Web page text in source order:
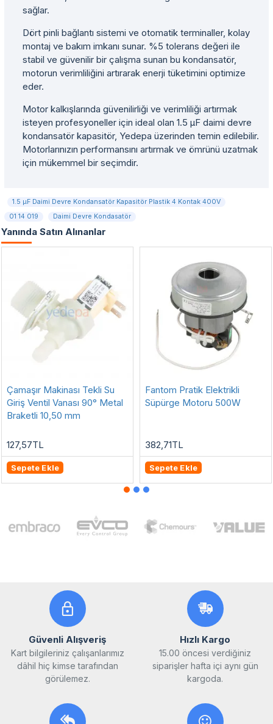
sağlar.
Dört pinli bağlantı sistemi ve otomatik terminaller, kolay
montaj ve bakım imkanı sunar. %5 tolerans değeri ile
stabil ve güvenilir bir çalışma sunan bu kondansatör,
motorun verimliliğini artırarak enerji tüketimini optimize
eder.
Motor kalkışlarında güvenilirliği ve verimliliği artırmak
isteyen profesyoneller için ideal olan 1.5 µF daimi devre
kondansatör kapasitör, Yedepa üzerinden temin edilebilir.
Motorlarınızın performansını artırmak ve ömrünü uzatmak
için mükemmel bir seçimdir.
1.5 µF Daimi Devre Kondansatör Kapasitör Plastik 4 Kontak 400V
01 14 019
Daimi Devre Kondasatör
Yanında Satın Alınanlar
Çamaşır Makinası Tekli Su
Giriş Ventil Vanası 90° Metal
Braketli 10,50 mm
127,57TL
Sepete Ekle
Fantom Pratik Elektrikli
Süpürge Motoru 500W
382,71TL
Sepete Ekle
Güvenli Alışveriş
Kart bilgileriniz çalışanlarımız
dâhil hiç kimse tarafından
görülemez.
Hızlı Kargo
15.00 öncesi verdiğiniz
siparişler hafta içi aynı gün
kargoda.